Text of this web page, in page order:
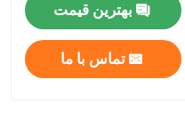
بهترین قیمت
تماس با ما